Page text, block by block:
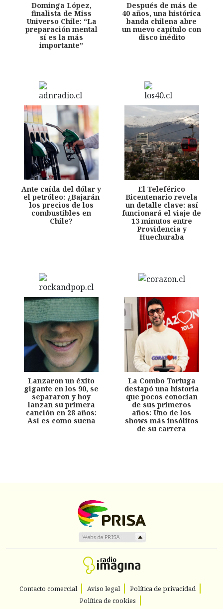
Dominga López,
finalista de Miss
Universo Chile: “La
preparación mental
sí es la más
importante”
Después de más de
40 años, una histórica
banda chilena abre
un nuevo capítulo con
disco inédito
Ante caída del dólar y
el petróleo: ¿Bajarán
los precios de los
combustibles en
Chile?
El Teleférico
Bicentenario revela
un detalle clave: así
funcionará el viaje de
13 minutos entre
Providencia y
Huechuraba
Lanzaron un éxito
gigante en los 90, se
separaron y hoy
lanzan su primera
canción en 28 años:
Así es como suena
La Combo Tortuga
destapó una historia
que pocos conocían
de sus primeros
años: Uno de los
shows más insólitos
de su carrera
Contacto comercial Aviso legal
Política de privacidad
Política de cookies